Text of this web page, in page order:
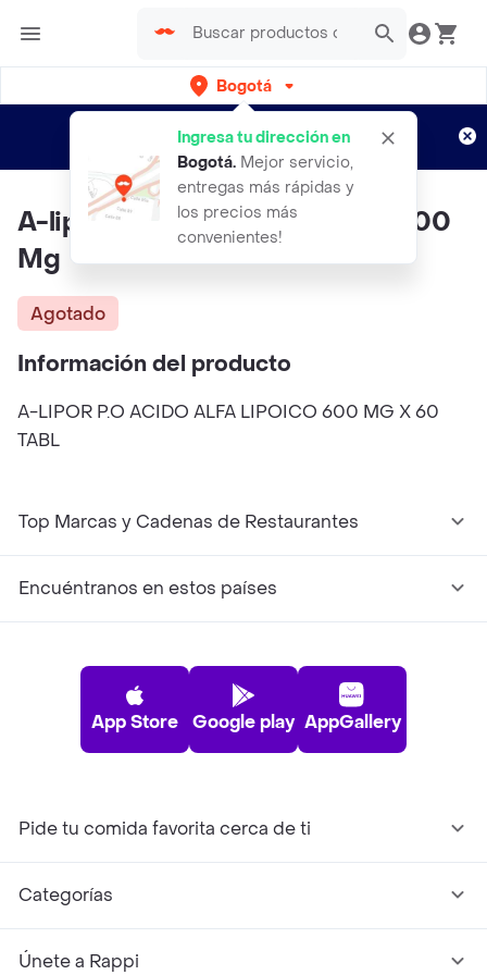
Bogotá
Ingresa tu dirección en
Bogotá. Mejor servicio,
entregas más rápidas y
los precios más
convenientes!
envíos gratis por semanas
Aplican TyC
A-lipor P.o Acido Alfa Lipoico 600
Mg
Agotado
Información del producto
A-LIPOR P.O ACIDO ALFA LIPOICO 600 MG X 60
TABL
Top Marcas y Cadenas de Restaurantes
Encuéntranos en estos países
App Store Google play AppGallery
Pide tu comida favorita cerca de ti
Categorías
Únete a Rappi